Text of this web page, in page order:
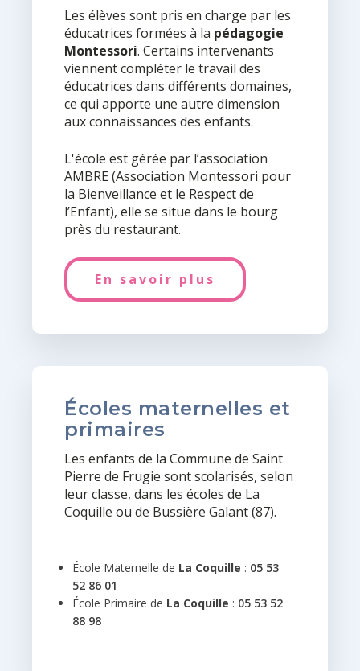
Les élèves sont pris en charge par les
éducatrices formées à la pédagogie
Montessori. Certains intervenants
viennent compléter le travail des
éducatrices dans différents domaines,
ce qui apporte une autre dimension
aux connaissances des enfants.
L'école est gérée par l’association
AMBRE (Association Montessori pour
la Bienveillance et le Respect de
l’Enfant), elle se situe dans le bourg
près du restaurant.
En savoir plus
Écoles maternelles et
primaires
Les enfants de la Commune de Saint
Pierre de Frugie sont scolarisés, selon
leur classe, dans les écoles de La
Coquille ou de Bussière Galant (87).
École Maternelle de La Coquille : 05 53
52 86 01
École Primaire de La Coquille : 05 53 52
88 98